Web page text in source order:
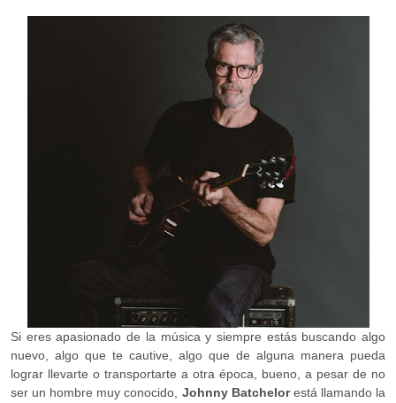
Si eres apasionado de la música y siempre estás buscando algo
nuevo, algo que te cautive, algo que de alguna manera pueda
lograr llevarte o transportarte a otra época, bueno, a pesar de no
ser un hombre muy conocido, Johnny Batchelorestá llamando la